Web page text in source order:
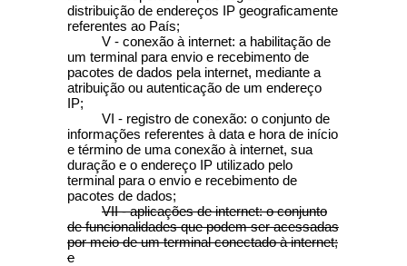
distribuição de endereços IP geograficamente
referentes ao País;
V - conexão à internet: a habilitação de
um terminal para envio e recebimento de
pacotes de dados pela internet, mediante a
atribuição ou autenticação de um endereço
IP;
VI - registro de conexão: o conjunto de
informações referentes à data e hora de início
e término de uma conexão à internet, sua
duração e o endereço IP utilizado pelo
terminal para o envio e recebimento de
pacotes de dados;
VII - aplicações de internet: o conjunto
de funcionalidades que podem ser acessadas
por meio de um terminal conectado à internet;
e